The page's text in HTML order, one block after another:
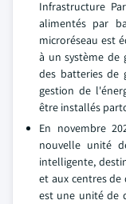
Infrastructure
alimentés par
microréseau est
à un système de
des batteries de
gestion de
être installés
En novembre
nouvelle unité
intelligente,
et aux centres de
est une unité de